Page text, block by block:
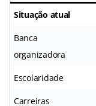
Situação atual
Banca
organizadora
Escolaridade
Carreiras